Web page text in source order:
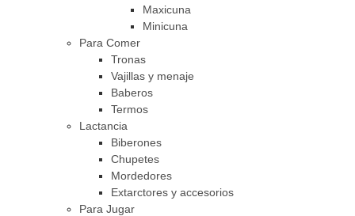
Maxicuna
Minicuna
Para Comer
Tronas
Vajillas y menaje
Baberos
Termos
Lactancia
Biberones
Chupetes
Mordedores
Extarctores y accesorios
Para Jugar